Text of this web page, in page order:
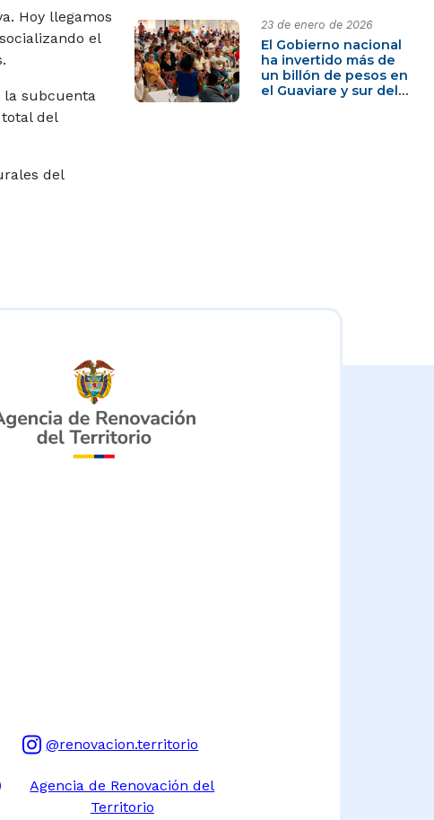
Hoy llegamos
el
la subcuenta
del
del
23 de enero de 2026
El Gobierno nacional
ha invertido más de
un billón de pesos en
el Guaviare y sur del
@renovacion.territorio
Agencia de Renovación del
Territorio